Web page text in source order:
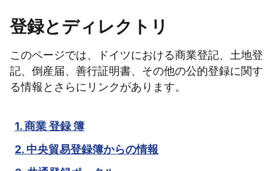
登録とディレクトリ
このページでは、ドイツにおける商業登記、土地登
記、倒産届、善行証明書、その他の公的登録に関す
る情報とさらにリンクがあります。
1. 商業 登録 簿
2. 中央貿易登録簿からの情報